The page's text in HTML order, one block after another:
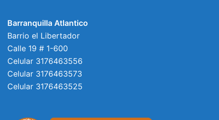
Barranquilla Atlantico
Barrio el Libertador
Calle 19 # 1-600
Celular 3176463556
Celular 3176463573
Celular 3176463525